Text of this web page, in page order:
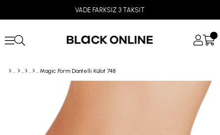
VADE FARKSIZ 3 TAKSİT
Magic Form Dantelli Külot 748